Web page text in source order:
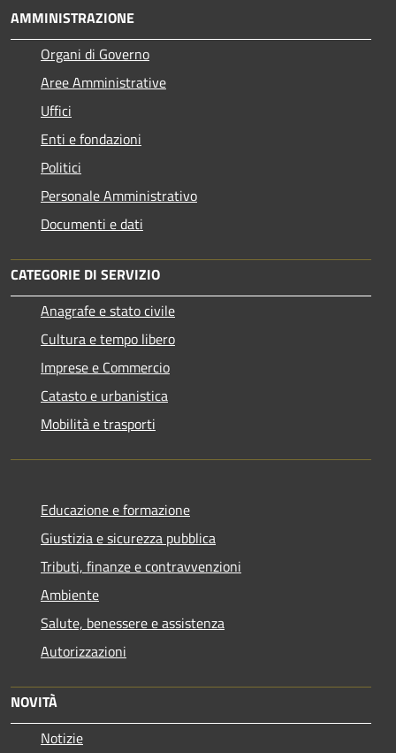
AMMINISTRAZIONE
Organi di Governo
Aree Amministrative
Uffici
Enti e fondazioni
Politici
Personale Amministrativo
Documenti e dati
CATEGORIE DI SERVIZIO
Anagrafe e stato civile
Cultura e tempo libero
Imprese e Commercio
Catasto e urbanistica
Mobilità e trasporti
Educazione e formazione
Giustizia e sicurezza pubblica
Tributi, finanze e contravvenzioni
Ambiente
Salute, benessere e assistenza
Autorizzazioni
NOVITÀ
Notizie